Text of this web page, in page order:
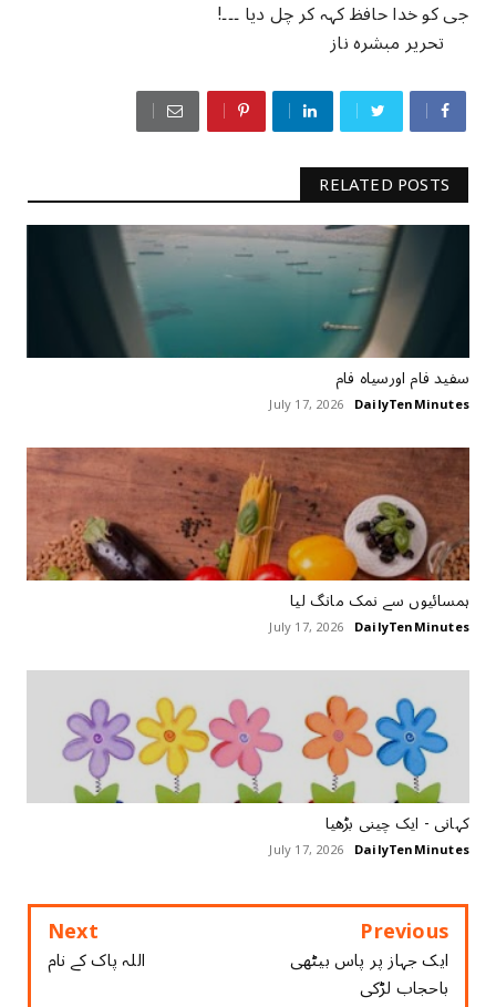
جی کو خدا حافظ کہہ کر چل دیا ۔۔۔!
تحریر مبشرہ ناز
RELATED POSTS
سفید فام اورسیاہ فام
DailyTenMinutes
July 17, 2026
ہمسائیوں سے نمک مانگ لیا
DailyTenMinutes
July 17, 2026
کہانی - ایک چینی بڑھیا
DailyTenMinutes
July 17, 2026
Previous
ایک جہاز پر پاس بیٹھی
باحجاب لڑکی
Next
اللہ پاک کے ‏نام